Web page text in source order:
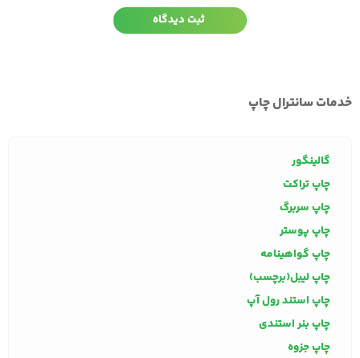
خدمات سانترال چاپ
گالینگور
چاپ تراکت
چاپ سربرگ
چاپ پوستر
چاپ گواهینامه
چاپ لیبل(برچسب)
چاپ استند رول آپ
چاپ بنر استندی
چاپ جزوه